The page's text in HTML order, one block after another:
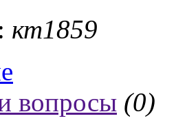
кт1859
вопросы (0)